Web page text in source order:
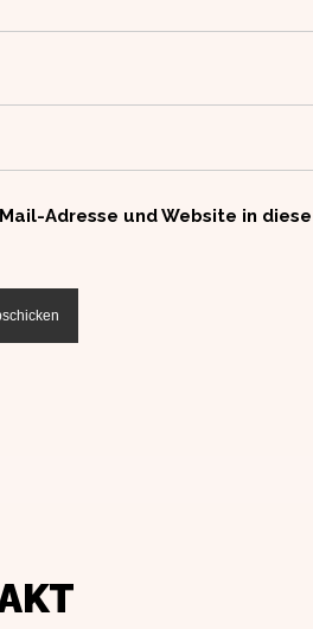
Adresse und Website in